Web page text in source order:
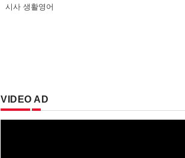
시사 생활영어
VIDEO AD